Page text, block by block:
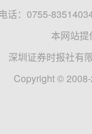
话：0755-83514034
本网站提
深圳证券时报社有
Copyright ©